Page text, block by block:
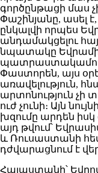
գործընթացի մաս
Փաշինյանը, ասել
ընկալվի որպես
անդամակցելու
նպատակը
Փաստորեն, այս
առավելություն,
արտոնություն չի
ուժ չունի։ Այն
խզումը արդեն իսկ
այդ թվում՝
և Ռուսաստանի
դժվարացնում է
Հայաստանի՝